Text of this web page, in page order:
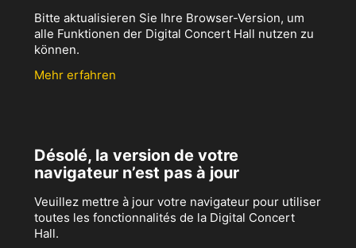
Bitte aktualisieren Sie Ihre Browser-Version, um
alle Funktionen der Digital Concert Hall nutzen zu
können.
Mehr erfahren
Désolé, la version de votre
navigateur n’est pas à jour
Veuillez mettre à jour votre navigateur pour utiliser
toutes les fonctionnalités de la Digital Concert
Hall.